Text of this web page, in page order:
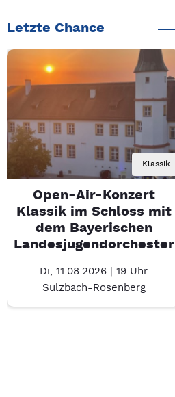
Letzte Chance
Klassik
Open-Air-Konzert
Klassik im Schloss mit
dem Bayerischen
Landesjugendorchester
Di, 11.08.2026 | 19 Uhr
Sulzbach-Rosenberg